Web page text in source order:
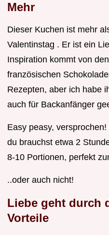
Mehr
Dieser Kuchen ist mehr
Valentinstag . Er ist ein
Inspiration kommt von
französischen
Rezepten, aber ich habe
auch für Backanfänger
Easy peasy,
du brauchst etwa 2
8-10 Portionen, perfekt
..oder auch nicht!
Liebe geht durch
Vorteile